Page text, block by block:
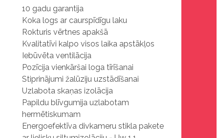
10 gadu garantija
Koka logs ar caurspīdīgu laku
Rokturis vērtnes apakšā
Kvalitatīvi kalpo visos laika apstākļos
Iebūvēta ventilācija
Pozīcija vienkāršai loga tīrīšanai
Stiprinājumi žalūziju uzstādīšanai
Uzlabota skaņas izolācija
Papildu blīvgumija uzlabotam
hermētiskumam
Energoefektīva divkameru stikla pakete